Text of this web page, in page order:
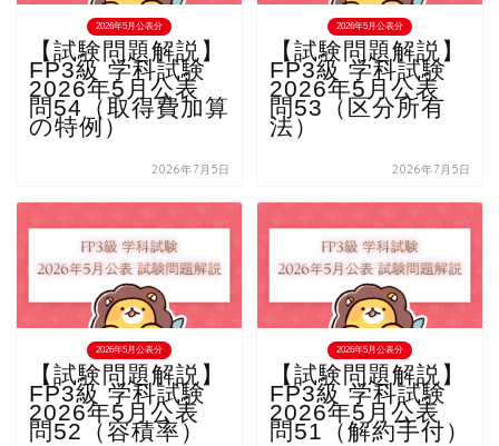
2026年5月公表分
【試験問題解説】
FP3級 学科試験
2026年5月公表
問54（取得費加算
の特例）
2026年7月5日
2026年5月公表分
【試験問題解説】
FP3級 学科試験
2026年5月公表
問53（区分所有
法）
2026年7月5日
2026年5月公表分
【試験問題解説】
FP3級 学科試験
2026年5月公表
問52（容積率）
2026年5月公表分
【試験問題解説】
FP3級 学科試験
2026年5月公表
問51（解約手付）